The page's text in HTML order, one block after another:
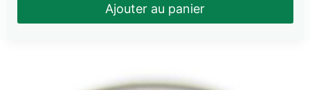
Ajouter au panier